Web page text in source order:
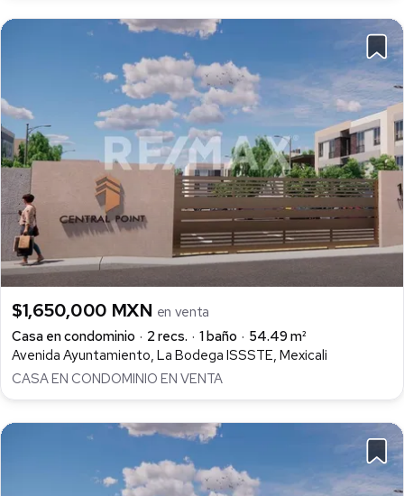
$1,650,000 MXN en venta
Casa en condominio
2 recs. 1 baño
54.49 m²
Avenida Ayuntamiento, La Bodega ISSSTE, Mexicali
CASA EN CONDOMINIO EN VENTA